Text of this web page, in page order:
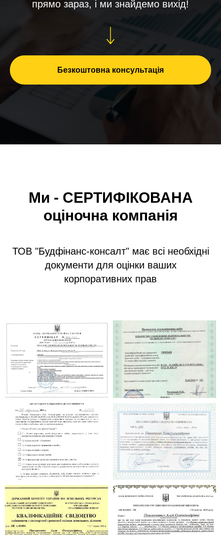
прямо зараз, і ми знайдемо вихід!
Безкоштовна консультація
Ми - СЕРТИФІКОВАНА
оціночна компанія
ТОВ "Будфінанс-консалт" має всі необхідні
документи для оцінки ваших
корпоративних прав